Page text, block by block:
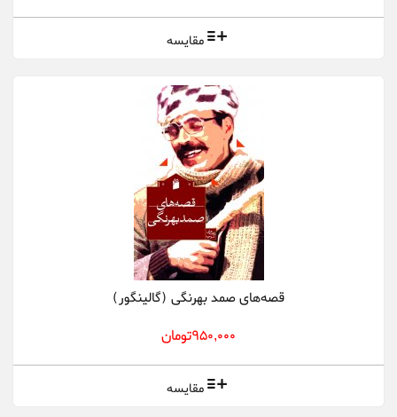
مقایسه
قصه‌های صمد بهرنگی (گالینگور)
950,000تومان
مقایسه